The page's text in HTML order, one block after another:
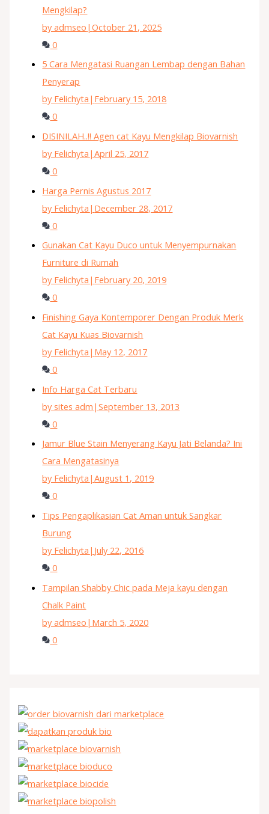
Mengkilap?
by admseo |October 21, 2025
0
5 Cara Mengatasi Ruangan Lembap dengan Bahan
Penyerap
by Felichyta | February 15, 2018
0
DISINILAH..!! Agen cat Kayu Mengkilap Biovarnish
by Felichyta |April 25, 2017
0
Harga Pernis Agustus 2017
by Felichyta | December 28, 2017
0
Gunakan Cat Kayu Duco untuk Menyempurnakan
Furniture di Rumah
by Felichyta | February 20, 2019
0
Finishing Gaya Kontemporer Dengan Produk Merk
Cat Kayu Kuas Biovarnish
by Felichyta | May 12, 2017
0
Info Harga Cat Terbaru
by sites adm |September 13, 2013
0
Jamur Blue Stain Menyerang Kayu Jati Belanda? Ini
Cara Mengatasinya
by Felichyta |August 1, 2019
0
Tips Pengaplikasian Cat Aman untuk Sangkar
Burung
by Felichyta | July 22, 2016
0
Tampilan Shabby Chic pada Meja kayu dengan
Chalk Paint
by admseo | March 5, 2020
0